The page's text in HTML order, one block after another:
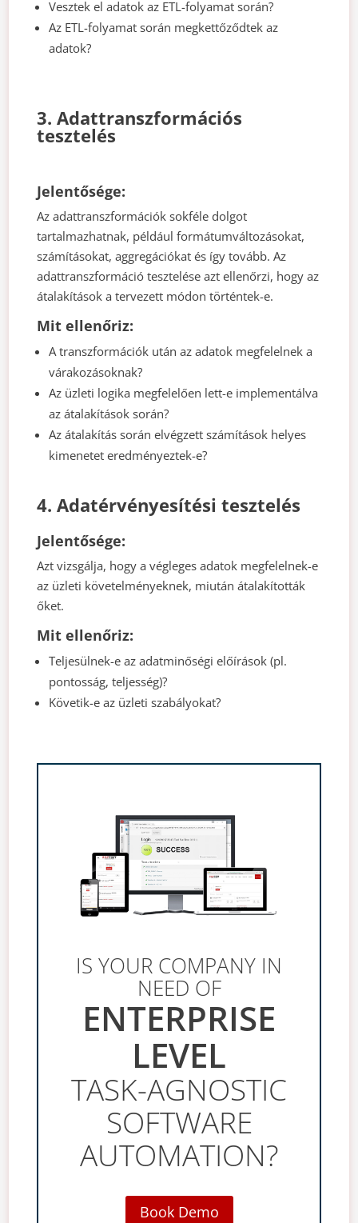
Vesztek el adatok az ETL-folyamat során?
Az ETL-folyamat során megkettőződtek az
adatok?
3. Adattranszformációs
tesztelés
Jelentősége:
Az adattranszformációk sokféle dolgot
tartalmazhatnak, például formátumváltozásokat,
számításokat, aggregációkat és így tovább. Az
adattranszformáció tesztelése azt ellenőrzi, hogy az
átalakítások a tervezett módon történtek-e.
Mit ellenőriz:
A transzformációk után az adatok megfelelnek a
várakozásoknak?
Az üzleti logika megfelelően lett-e implementálva
az átalakítások során?
Az átalakítás során elvégzett számítások helyes
kimenetet eredményeztek-e?
4. Adatérvényesítési tesztelés
Jelentősége:
Azt vizsgálja, hogy a végleges adatok megfelelnek-e
az üzleti követelményeknek, miután átalakították
őket.
Mit ellenőriz:
Teljesülnek-e az adatminőségi előírások (pl.
pontosság, teljesség)?
Követik-e az üzleti szabályokat?
IS YOUR COMPANY IN
NEED OF
ENTERPRISE
LEVEL
TASK-AGNOSTIC
SOFTWARE
AUTOMATION?
Book Demo